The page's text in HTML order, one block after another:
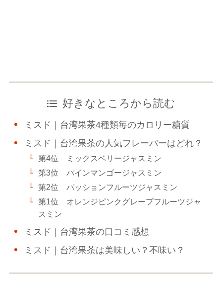
好きなところから読む
ミスド｜台湾果茶4種類毎のカロリー糖質
ミスド｜台湾果茶の人気フレーバーはどれ？
第4位 ミックスベリージャスミン
第3位 パインマンゴージャスミン
第2位 パッションフルーツジャスミン
第1位 オレンジピンクグレープフルーツジャ
スミン
ミスド｜台湾果茶の口コミ感想
ミスド｜台湾果茶は美味しい？不味い？